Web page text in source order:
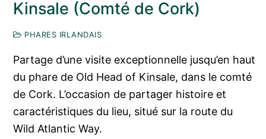
Kinsale (Comté de Cork)
PHARES IRLANDAIS
Partage d’une visite exceptionnelle jusqu’en haut
du phare de Old Head of Kinsale, dans le comté
de Cork. L’occasion de partager histoire et
caractéristiques du lieu, situé sur la route du
Wild Atlantic Way.